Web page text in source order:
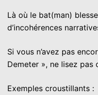
Là où le bat(man)
d’incohérences
Si vous n’avez pas
Demeter », ne lisez pas
Exemples croustillants :